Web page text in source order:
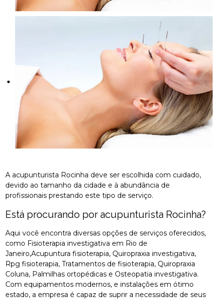
A acupunturista Rocinha deve ser escolhida com cuidado,
devido ao tamanho da cidade e à abundância de
profissionais prestando este tipo de serviço.
Está procurando por acupunturista Rocinha?
Aqui você encontra diversas opções de serviços oferecidos,
como Fisioterapia investigativa em Rio de
Janeiro,Acupuntura fisioterapia, Quiropraxia investigativa,
Rpg fisioterapia, Tratamentos de fisioterapia, Quiropraxia
Coluna, Palmilhas ortopédicas e Osteopatia investigativa.
Com equipamentos modernos, e instalações em ótimo
estado, a empresa é capaz de suprir a necessidade de seus